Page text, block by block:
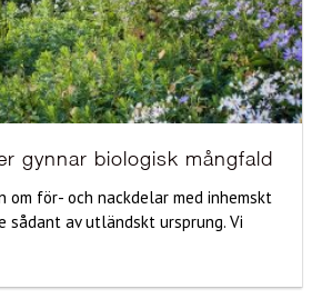
gynnar biologisk mångfald
om för- och nackdelar med inhemskt
sådant av utländskt ursprung. Vi